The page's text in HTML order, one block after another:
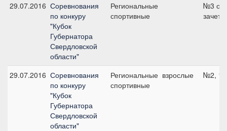
29.07.2016 Соревнования
по конкуру
"Кубок
Губернатора
Свердловской
области"
Региональные
спортивные
№3
зачет,
29.07.2016 Соревнования
по конкуру
"Кубок
Губернатора
Свердловской
области"
Региональные
спортивные
взрослые №2,